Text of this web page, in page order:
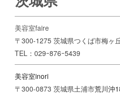
美容室faire
〒300-1275 茨城県つくば市梅ヶ
TEL：029ｰ876ｰ5439
美容室inori
〒300-0873 茨城県土浦市荒川沖